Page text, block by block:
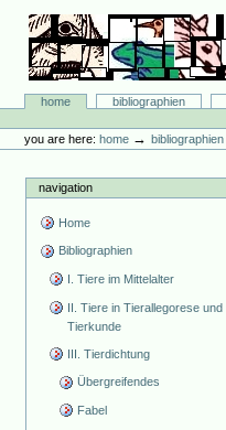
content.
navigation
Bibliographie-Portal
Sectionshome bibliographien
tools
you are here: home →bibliographien
navigation
Home
Bibliographien
I. Tiere im Mittelalter
II. Tiere in Tierallegorese und
Tierkunde
III. Tierdichtung
Übergreifendes
Fabel